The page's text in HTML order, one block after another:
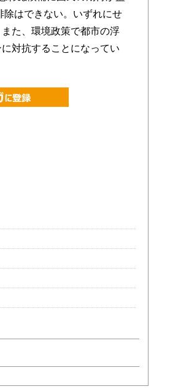
除はできない。いずれにせ
た、環境政策で都市の浮
対抗することになってい